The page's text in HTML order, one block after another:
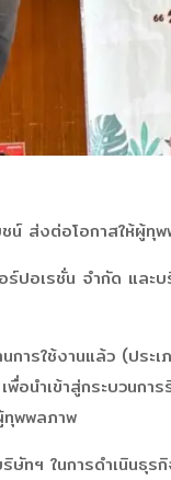
น์ ส่งต่อโอกาสให้ผู้ทุ
ปอเรชั่น จำกัด แล
ารใช้งานแล้ว (ปร
นำเข้าสู่กระบวนกา
ทุพพลภาพ
ษัทฯ ในการดำเนิน